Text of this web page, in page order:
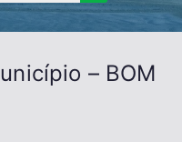
– BOM